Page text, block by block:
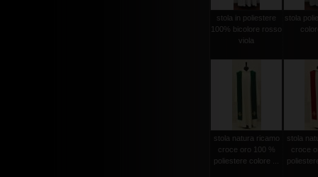
stola in poliestere
100% bicolore rosso
viola
stola
stola natura ricamo
croce oro 100 %
poliestere colore ...
stola
croce